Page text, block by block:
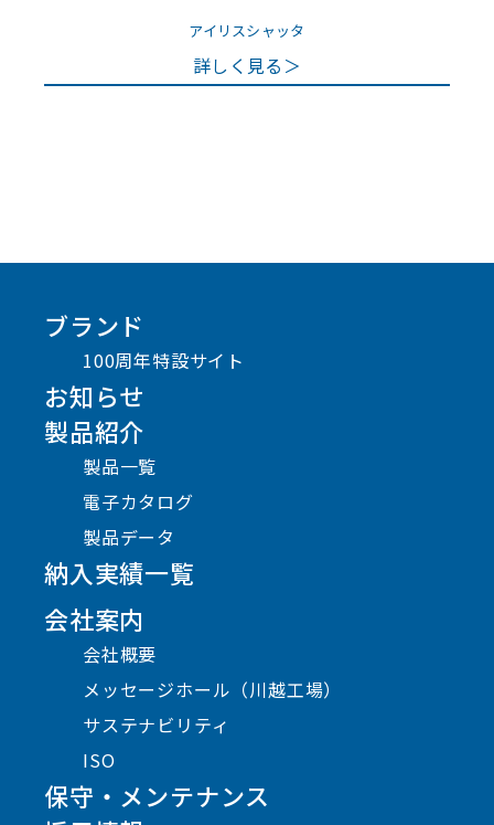
アイリスシャッタ
詳しく見る＞
ブランド
100周年特設サイト
お知らせ
製品紹介
製品一覧
電子カタログ
製品データ
納入実績一覧
会社案内
会社概要
メッセージホール（川越工場）
サステナビリティ
ISO
保守・メンテナンス